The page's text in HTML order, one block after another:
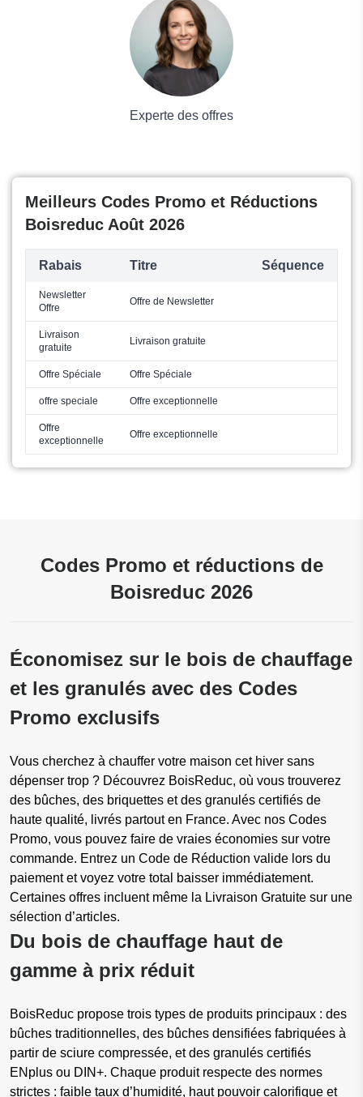
Experte des offres
Meilleurs Codes Promo et Réductions
Boisreduc Août 2026
Rabais Titre Séquence
Newsletter
Offre
Offre de Newsletter
Livraison
gratuite
Livraison gratuite
Offre Spéciale Offre Spéciale
offre speciale Offre exceptionnelle
Offre
exceptionnelle
Offre exceptionnelle
Codes Promo et réductions de
Boisreduc 2026
Économisez sur le bois de chauffage
et les granulés avec des Codes
Promo exclusifs
Vous cherchez à chauffer votre maison cet hiver sans
dépenser trop ? Découvrez BoisReduc, où vous trouverez
des bûches, des briquettes et des granulés certifiés de
haute qualité, livrés partout en France. Avec nos Codes
Promo, vous pouvez faire de vraies économies sur votre
commande. Entrez un Code de Réduction valide lors du
paiement et voyez votre total baisser immédiatement.
Certaines offres incluent même la Livraison Gratuite sur une
sélection d’articles.
Du bois de chauffage haut de
gamme à prix réduit
BoisReduc propose trois types de produits principaux : des
bûches traditionnelles, des bûches densifiées fabriquées à
partir de sciure compressée, et des granulés certifiés
ENplus ou DIN+. Chaque produit respecte des normes
strictes : faible taux d’humidité, haut pouvoir calorifique et